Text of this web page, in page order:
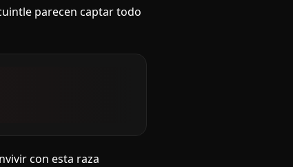
parecen captar todo
con esta raza